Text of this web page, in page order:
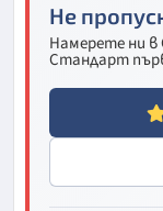
Не
Намерете ни в
Стандарт